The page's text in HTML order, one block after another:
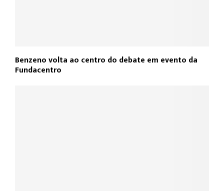
Benzeno volta ao centro do debate em evento da
Fundacentro